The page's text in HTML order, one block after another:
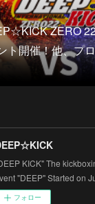
ZERO
ト開催！他、プ
KICK" The
"DEEP" Started on
フォロー